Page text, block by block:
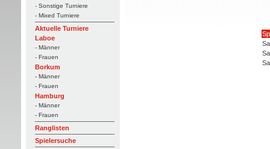
- Sonstige Turniere
- Mixed Turniere
Aktuelle Turniere
Laboe
- Männer
- Frauen
Borkum
- Männer
- Frauen
Hamburg
- Männer
- Frauen
Ranglisten
Spielersuche